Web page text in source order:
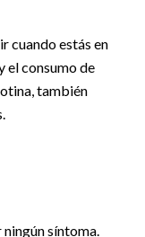
cuando estás en
el consumo de
también
síntoma.